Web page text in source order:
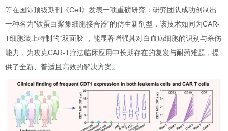
等在国际顶级期刊《Cell》发表一项重磅研究：研究团队成功创制出
一种名为“铁蛋白聚集细胞接合器”的仿生新剂型，该技术如同为CAR-
T细胞装上特制的“双面胶”，能显著增强其对白血病细胞的识别与杀伤
能力，为攻克CAR-T疗法临床应用中长期存在的复发与耐药难题，提
供了全新、普适且高效的解决方案。